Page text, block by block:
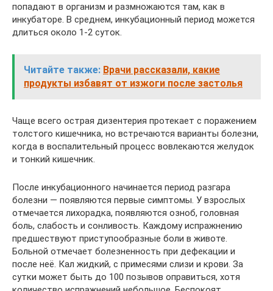
попадают в организм и размножаются там, как в
инкубаторе. В среднем, инкубационный период можется
длиться около 1-2 суток.
Читайте также: Врачи рассказали, какие
продукты избавят от изжоги после застолья
Чаще всего острая дизентерия протекает с поражением
толстого кишечника, но встречаются варианты болезни,
когда в воспалительный процесс вовлекаются желудок
и тонкий кишечник.
После инкубационного начинается период разгара
болезни — появляются первые симптомы. У взрослых
отмечается лихорадка, появляются озноб, головная
боль, слабость и сонливость. Каждому испражнению
предшествуют приступообразные боли в животе.
Больной отмечает болезненность при дефекации и
после неё. Кал жидкий, с примесями слизи и крови. За
сутки может быть до 100 позывов оправиться, хотя